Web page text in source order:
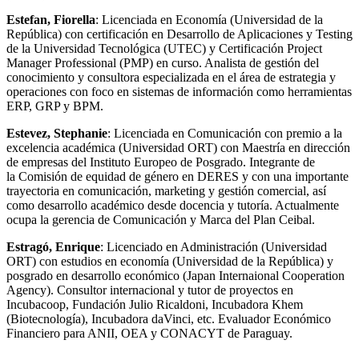
Estefan, Fiorella: Licenciada en Economía (Universidad de la
República) con certificación en Desarrollo de Aplicaciones y Testing
de la Universidad Tecnológica (UTEC) y Certificación Project
Manager Professional (PMP) en curso. Analista de gestión del
conocimiento y consultora especializada en el área de estrategia y
operaciones con foco en sistemas de información como herramientas
ERP, GRP y BPM.
Estevez, Stephanie: Licenciada en Comunicación con premio a la
excelencia académica (Universidad ORT) con Maestría en dirección
de empresas del Instituto Europeo de Posgrado. Integrante de
la Comisión de equidad de género en DERES y con una importante
trayectoria en comunicación, marketing y gestión comercial, así
como desarrollo académico desde docencia y tutoría. Actualmente
ocupa la gerencia de Comunicación y Marca del Plan Ceibal.
Estragó, Enrique: Licenciado en Administración (Universidad
ORT) con estudios en economía (Universidad de la República) y
posgrado en desarrollo económico (Japan Internaional Cooperation
Agency). Consultor internacional y tutor de proyectos en
Incubacoop, Fundación Julio Ricaldoni, Incubadora Khem
(Biotecnología), Incubadora daVinci, etc. Evaluador Económico
Financiero para ANII, OEA y CONACYT de Paraguay.